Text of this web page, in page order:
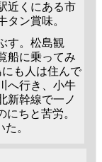
近くにある市
タン賞味。
す。松島観
船に乗ってみ
も人は住んで
へ行き、小牛
新幹線で一ノ
ちと苦労。
。